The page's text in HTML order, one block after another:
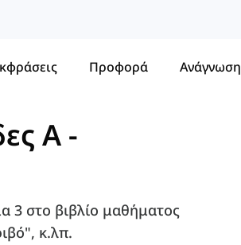
Προφορά Ανάγνωση
A -
3 στο βιβλίο μαθήματος
κ.λπ.